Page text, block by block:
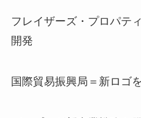
フレイザーズ・プロパテ
開発
国際貿易振興局＝新ロゴ